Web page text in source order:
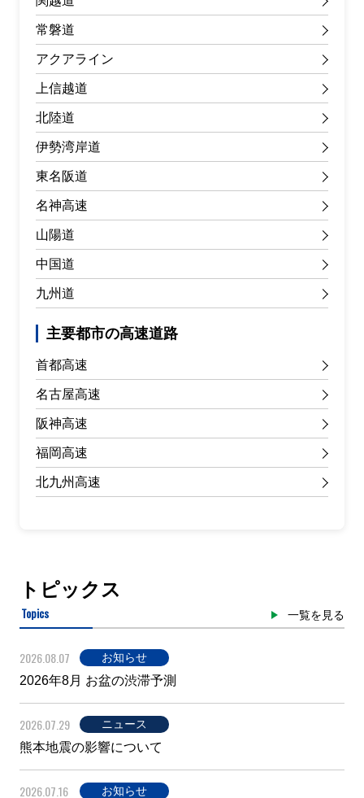
常磐道
アクアライン
上信越道
北陸道
伊勢湾岸道
東名阪道
名神高速
山陽道
中国道
九州道
主要都市の高速道路
首都高速
名古屋高速
阪神高速
福岡高速
北九州高速
トピックス
Topics 一覧を見る
2026.08.07 お知らせ
2026年8月 お盆の渋滞予測
2026.07.29 ニュース
熊本地震の影響について
2026.07.16 お知らせ